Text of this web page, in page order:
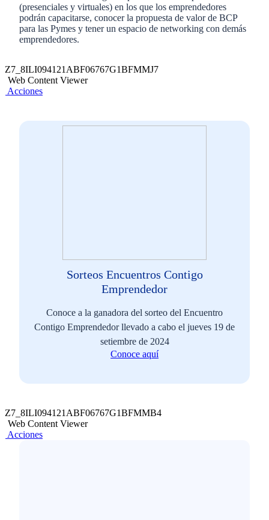
(presenciales y virtuales) en los que los emprendedores
podrán capacitarse, conocer la propuesta de valor de BCP
para las Pymes y tener un espacio de networking con demás
emprendedores.
Z7_8ILI094121ABF06767G1BFMMJ7
Web Content Viewer
Acciones
Sorteos Encuentros Contigo
Emprendedor
Conoce a la ganadora del sorteo del Encuentro
Contigo Emprendedor llevado a cabo el jueves 19 de
setiembre de 2024
Conoce aquí
Z7_8ILI094121ABF06767G1BFMMB4
Web Content Viewer
Acciones